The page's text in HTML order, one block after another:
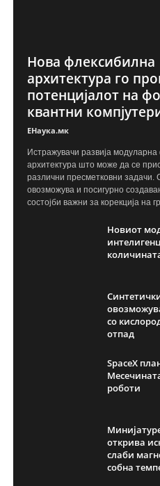
Нова флексибилна
архитектура го
потенцијалот на
квантни
ЕНаука.мк
Истражувачи развија модуларна
архитектура што може да се
различни пресметковни задачи.
овозможува и посигурно
состојби важни за корекција на
Новиот
со
отпад
SpaceX
роботи
открива
слаби
собна